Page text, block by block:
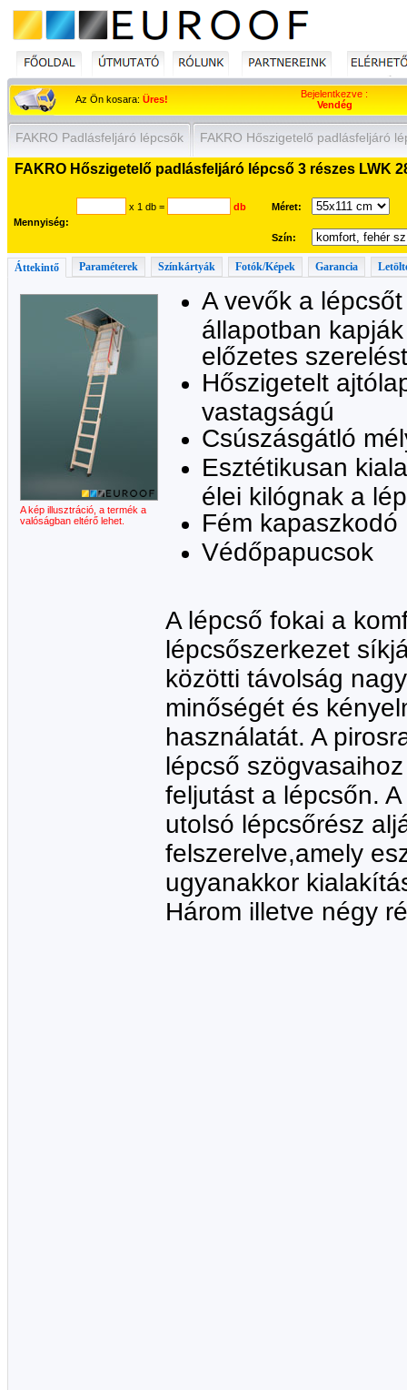
Az Ön kosara: Üres!
Bejelentkezve :
Vendég
FAKRO Padlásfeljáró lépcsők FAKRO Hőszigetelő padlásfeljáró
FAKRO Hőszigetelő padlásfeljáró lépcső 3 részes LWK
Mennyiség:
x 1 db = db Méret:
Szín:
Áttekintő Paraméterek Színkártyák Fotók/Képek Garancia
A kép illusztráció, a termék a
valóságban eltérő lehet.
A vevők a
állapotban
előzetes
Hőszigetelt
vastagságú
Csúszásgátló
Esztétikusan
élei kilógnak a
Fém kapaszkodó
Védőpapucsok
A lépcső fokai a
lépcsőszerkezet
közötti távolság
minőségét és
használatát. A
lépcső
feljutást a lépcsőn.
utolsó lépcsőrész
felszerelve,amely
ugyanakkor
Három illetve négy